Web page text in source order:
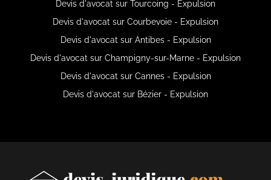
Devis d'avocat sur Tourcoing - Expulsion
Devis d'avocat sur Courbevoie - Expulsion
Devis d'avocat sur Antibes - Expulsion
Devis d'avocat sur Champigny-sur-Marne - Expulsion
Devis d'avocat sur Cannes - Expulsion
Devis d'avocat sur Bézier - Expulsion